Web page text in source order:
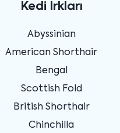
Kedi Irkları
Abyssinian
American Shorthair
Bengal
Scottish Fold
British Shorthair
Chinchilla